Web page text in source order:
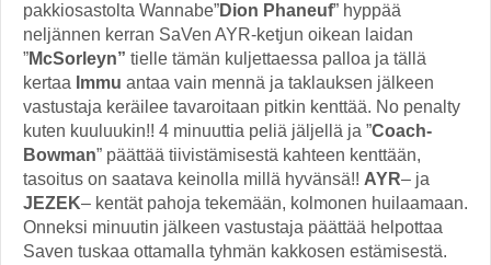
pakkiosastolta Wannabe”Dion Phaneuf” hyppää
neljännen kerran SaVen AYR-ketjun oikean laidan
”McSorleyn” tielle tämän kuljettaessa palloa ja tällä
kertaa Immu antaa vain mennä ja taklauksen jälkeen
vastustaja keräilee tavaroitaan pitkin kenttää. No penalty
kuten kuuluukin!! 4 minuuttia peliä jäljellä ja ”Coach-
Bowman” päättää tiivistämisestä kahteen kenttään,
tasoitus on saatava keinolla millä hyvänsä!! AYR– ja
JEZEK– kentät pahoja tekemään, kolmonen huilaamaan.
Onneksi minuutin jälkeen vastustaja päättää helpottaa
Saven tuskaa ottamalla tyhmän kakkosen estämisestä.